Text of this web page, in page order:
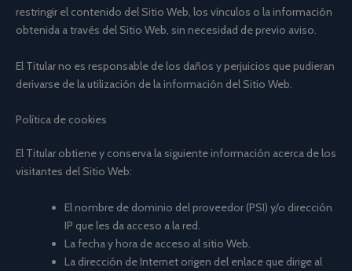
restringir el contenido del Sitio Web, los vínculos o la información
obtenida a través del Sitio Web, sin necesidad de previo aviso.
El Titular no es responsable de los daños y perjuicios que pudieran
derivarse de la utilización de la información del Sitio Web.
Política de cookies
El Titular obtiene y conserva la siguiente información acerca de los
visitantes del Sitio Web:
El nombre de dominio del proveedor (PSI) y/o dirección
IP que les da acceso a la red.
La fecha y hora de acceso al sitio Web.
La dirección de Internet origen del enlace que dirige al